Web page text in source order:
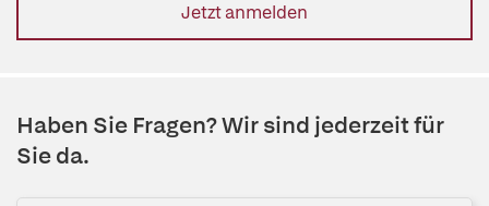
Jetzt anmelden
Haben Sie Fragen? Wir sind jederzeit für
Sie da.